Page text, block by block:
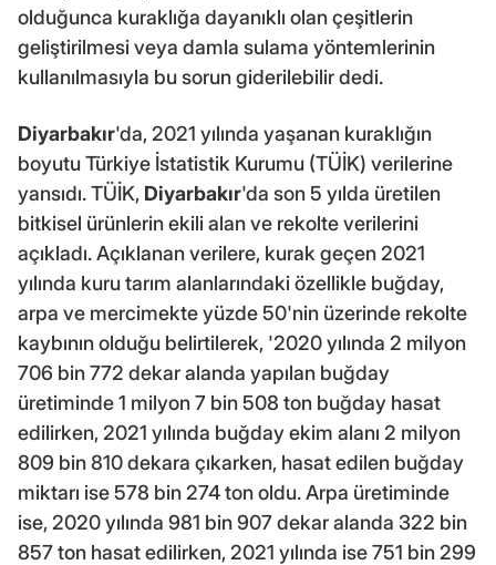
olduğunca kuraklığa dayanıklı olan çeşitlerin
geliştirilmesi veya damla sulama yöntemlerinin
kullanılmasıyla bu sorun giderilebilir dedi.
Diyarbakır'da, 2021 yılında yaşanan kuraklığın
boyutu Türkiye İstatistik Kurumu (TÜİK) verilerine
yansıdı. TÜİK, Diyarbakır'da son 5 yılda üretilen
bitkisel ürünlerin ekili alan ve rekolte verilerini
açıkladı. Açıklanan verilere, kurak geçen 2021
yılında kuru tarım alanlarındaki özellikle buğday,
arpa ve mercimekte yüzde 50'nin üzerinde rekolte
kaybının olduğu belirtilerek, '2020 yılında 2 milyon
706 bin 772 dekar alanda yapılan buğday
üretiminde 1 milyon 7 bin 508 ton buğday hasat
edilirken, 2021 yılında buğday ekim alanı 2 milyon
809 bin 810 dekara çıkarken, hasat edilen buğday
miktarı ise 578 bin 274 ton oldu. Arpa üretiminde
ise, 2020 yılında 981 bin 907 dekar alanda 322 bin
857 ton hasat edilirken, 2021 yılında ise 751 bin 299